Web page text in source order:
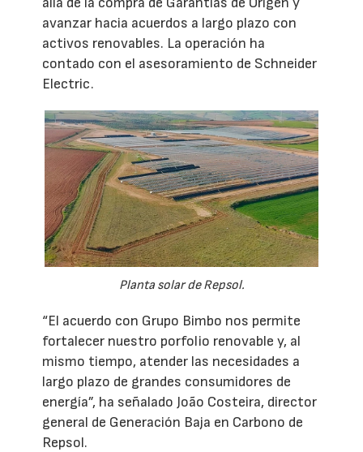
avanzar hacia acuerdos a largo plazo con
activos renovables. La operación ha
contado con el asesoramiento de Schneider
Electric.
Planta solar de Repsol.
“El acuerdo con Grupo Bimbo nos permite
fortalecer nuestro porfolio renovable y, al
mismo tiempo, atender las necesidades a
largo plazo de grandes consumidores de
energía”, ha señalado João Costeira, director
general de Generación Baja en Carbono de
Repsol.